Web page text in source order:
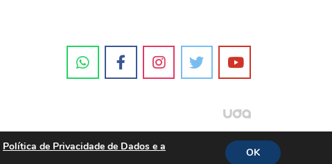
Política de Privacidade de Dados e a
OK